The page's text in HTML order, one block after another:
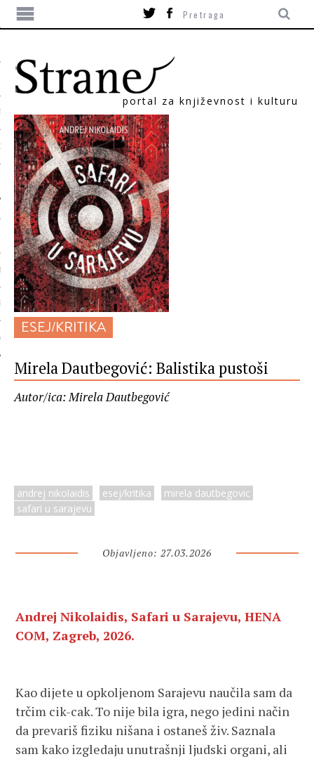
portal za književnost i kulturu
ESEJ/KRITIKA
Mirela Dautbegović: Balistika pustoši
Autor/ica: Mirela Dautbegović
andrej nikolaidis esej/kritika
mirela dautbegovic
safari u sarajevu
Objavljeno: 27.03.2026
Andrej Nikolaidis, Safari u Sarajevu, HENA
COM, Zagreb, 2026.
Kao dijete u opkoljenom Sarajevu naučila sam da
trčim cik-cak. To nije bila igra, nego jedini način
da prevariš fiziku nišana i ostaneš živ. Saznala
sam kako izgledaju unutrašnji ljudski organi, ali